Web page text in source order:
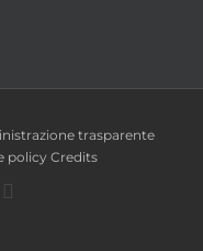
trasparente
policy Credits